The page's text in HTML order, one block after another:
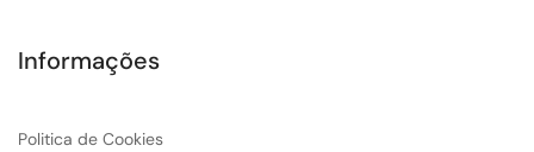
Informações
Politica de Cookies